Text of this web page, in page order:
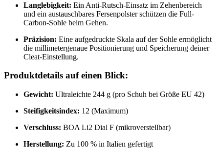
Langlebigkeit: Ein Anti-Rutsch-Einsatz im Zehenbereich
und ein austauschbares Fersenpolster schützen die Full-
Carbon-Sohle beim Gehen.
Präzision: Eine aufgedruckte Skala auf der Sohle ermöglicht
die millimetergenaue Positionierung und Speicherung deiner
Cleat-Einstellung.
Produktdetails auf einen Blick:
Gewicht: Ultraleichte 244 g (pro Schuh bei Größe EU 42)
Steifigkeitsindex: 12 (Maximum)
Verschluss: BOA Li2 Dial F (mikroverstellbar)
Herstellung: Zu 100 % in Italien gefertigt